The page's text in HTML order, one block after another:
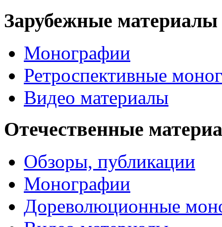
Зарубежные материалы
Монографии
Ретроспективные
Видео материалы
Отечественные
Обзоры, публикации
Монографии
Дореволюционные